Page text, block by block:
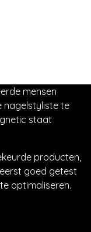
mensen
nagelstyliste te
staat
producten,
goed getest
optimaliseren.